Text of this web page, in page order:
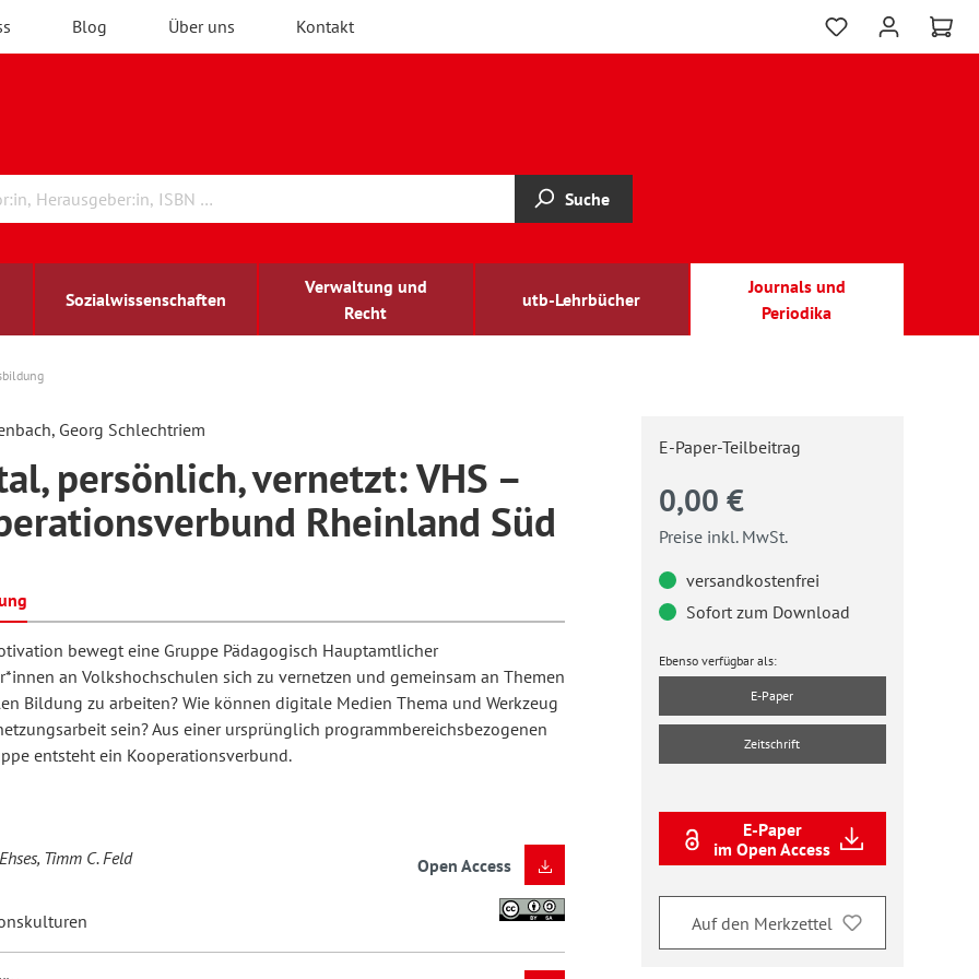
Blog Über uns Kontakt
Suche
Sozialwissenschaften
Verwaltung und
Recht
utb-Lehrbücher
Journals und
Periodika
Bildung
Erwachsenenbildung
Bildung
und Wissenschaft
und Unterrichtsforschung
und
sehbehindert
forum
Forum
für
Fremdsprachenforschung
Georg Schlechtriem
persönlich, vernetzt: VHS –
Rheinland Süd
bewegt eine Gruppe Pädagogisch Hauptamtlicher
an Volkshochschulen sich zu vernetzen und gemeinsam an Themen
Bildung zu arbeiten? Wie können digitale Medien Thema und Werkzeug
sein? Aus einer ursprünglich programmbereichsbezogenen
entsteht ein Kooperationsverbund.
Timm C. Feld
Open Access
E-Paper-Teilbeitrag
0,00 €
Preise inkl. MwSt.
versandkostenfrei
Sofort zum Download
Ebenso verfügbar als:
E-Paper
Zeitschrift
E-Paper
im Open Access
Auf den Merkzettel